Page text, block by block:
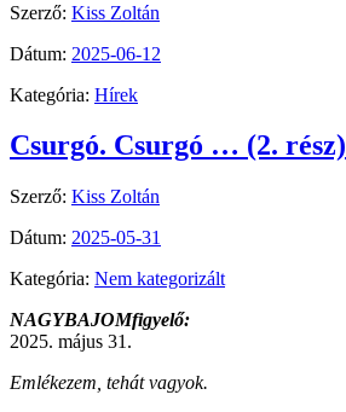
Szerző: Kiss Zoltán
Dátum: 2025-06-12
Kategória: Hírek
Csurgó. Csurgó … (2. rész)
Szerző: Kiss Zoltán
Dátum: 2025-05-31
Kategória: Nem kategorizált
NAGYBAJOMfigyelő:
2025. május 31.
Emlékezem, tehát vagyok.